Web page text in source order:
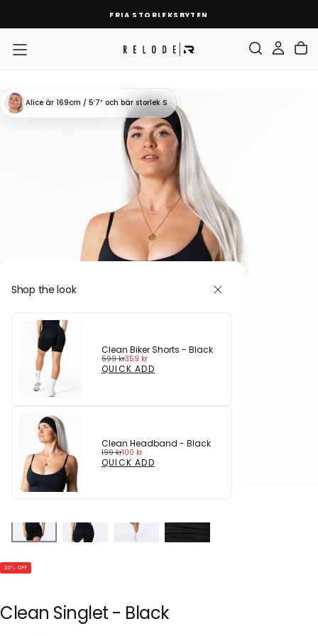
CONTENT
FRIA STORLEKSBYTEN
Alice är 169cm / 5′7″ och bär storlek S
Shop the look
Clean Biker Shorts - Black
Regular
price
599 kr
Sale
price
359 kr
QUICK ADD
Clean Headband - Black
Regular
price
199 kr
Sale
price
100 kr
QUICK ADD
20% OFF
Clean Singlet - Black